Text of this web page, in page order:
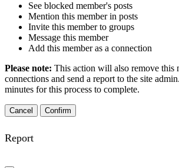
See blocked member's posts
Mention this member in posts
Invite this member to groups
Message this member
Add this member as a connection
Please note: This action will also remove this
connections and send a report to the site
minutes for this process to complete.
Confirm
Report